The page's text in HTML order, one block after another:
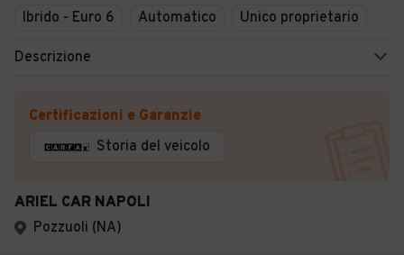
Ibrido - Euro 6
Automatico Unico proprietario
Descrizione
Certificazioni e Garanzie
Storia del veicolo
ARIEL CAR NAPOLI
Pozzuoli (NA)